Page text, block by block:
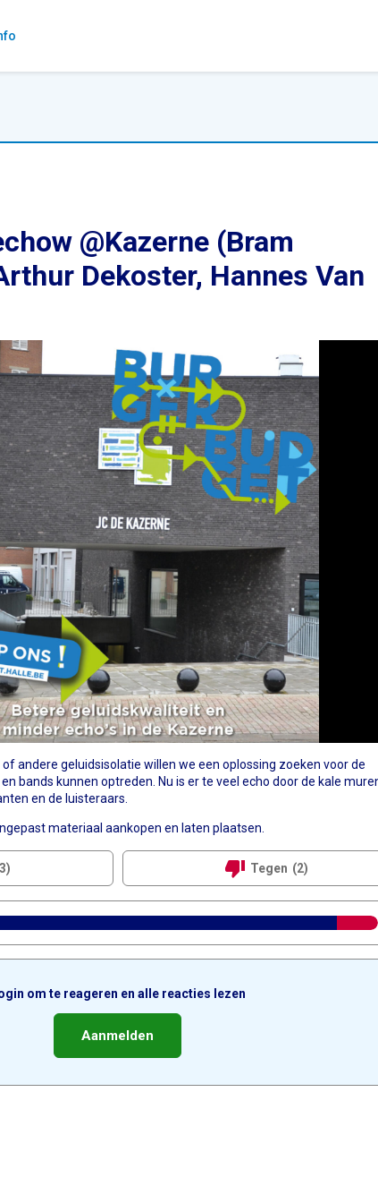
@Kazerne (Bram
Dekoster, Hannes Van
andere geluidsisolatie willen we een oplossing zoeken voor de
bands kunnen optreden. Nu is er te veel echo door de kale
en de luisteraars.
materiaal aankopen en laten plaatsen.
thumb_down Tegen (2)
om te reageren en alle reacties lezen
Aanmelden